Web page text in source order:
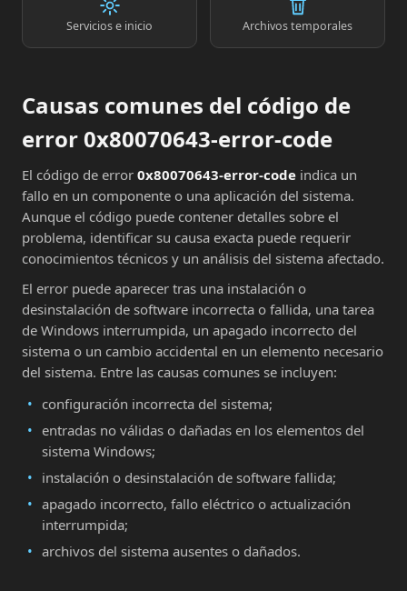
Servicios e inicio Archivos temporales
Causas comunes del código de
error 0x80070643-error-code
El código de error 0x80070643-error-code indica un
fallo en un componente o una aplicación del sistema.
Aunque el código puede contener detalles sobre el
problema, identificar su causa exacta puede requerir
conocimientos técnicos y un análisis del sistema afectado.
El error puede aparecer tras una instalación o
desinstalación de software incorrecta o fallida, una tarea
de Windows interrumpida, un apagado incorrecto del
sistema o un cambio accidental en un elemento necesario
del sistema. Entre las causas comunes se incluyen:
configuración incorrecta del sistema;
entradas no válidas o dañadas en los elementos del
sistema Windows;
instalación o desinstalación de software fallida;
apagado incorrecto, fallo eléctrico o actualización
interrumpida;
archivos del sistema ausentes o dañados.